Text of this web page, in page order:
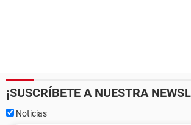
¡SUSCRÍBETE A NUESTRA
Noticias